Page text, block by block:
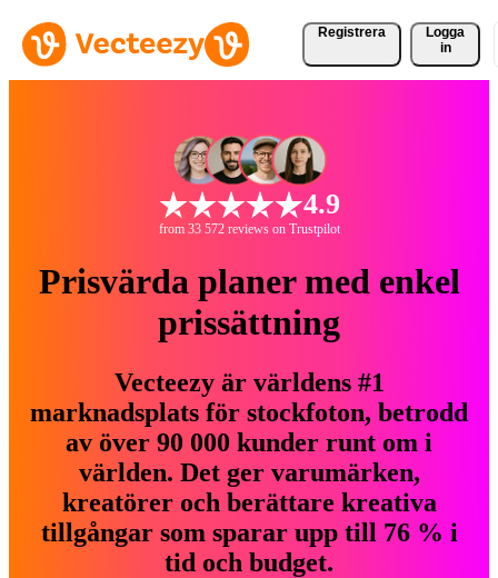
Registrera
Logga
in
4.9
from 33 572 reviews on Trustpilot
Prisvärda planer med enkel
prissättning
Vecteezy är världens #1
marknadsplats för stockfoton, betrodd
av över 90 000 kunder runt om i
världen. Det ger varumärken,
kreatörer och berättare kreativa
tillgångar som sparar upp till 76 % i
tid och budget.